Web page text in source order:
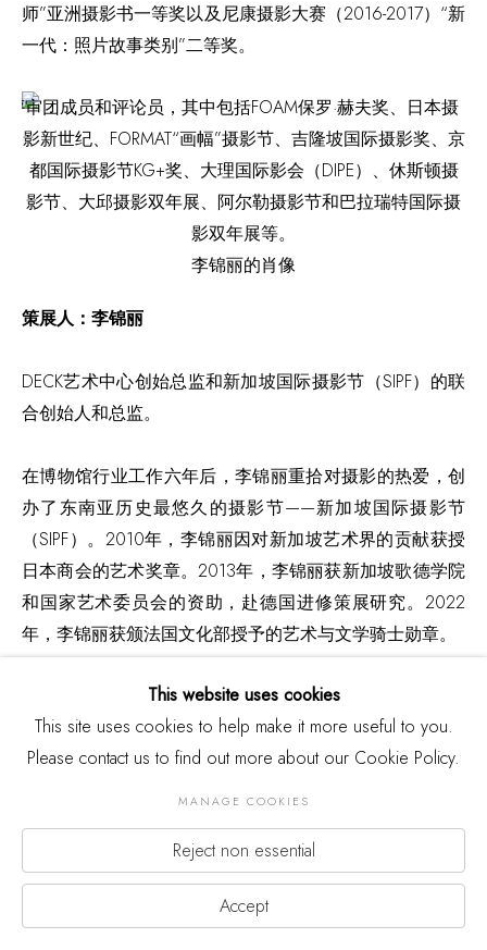
师”亚洲摄影书一等奖以及尼康摄影大赛（2016-2017）“新
一代：照片故事类别”二等奖。
李锦丽的肖像
策展人：李锦丽
DECK艺术中心创始总监和新加坡国际摄影节（SIPF）的联
合创始人和总监。
在博物馆行业工作六年后，李锦丽重拾对摄影的热爱，创
办了东南亚历史最悠久的摄影节——新加坡国际摄影节
（SIPF）。2010年，李锦丽因对新加坡艺术界的贡献获授
日本商会的艺术奖章。2013年，李锦丽获新加坡歌德学院
和国家艺术委员会的资助，赴德国进修策展研究。2022
年，李锦丽获颁法国文化部授予的艺术与文学骑士勋章。
自2013年起，新加坡国家艺术委员会开始资助新加坡国际
摄影节，以进一步发展本国公共摄影教育。2014年，李锦
丽和团队建立了DECK摄影画廊，该中心专注于摄影艺术，
以社区为核心全年推行摄影策展活动和摄影师驻地计划。
DECK因其创新的建筑设计和艺术的场地塑造荣获2015年
新加坡总统设计奖。此外，作为展出新加坡摄影艺术的专
用场地，自2016年起，DECK成为了新加坡国家艺术委员
会（NAC）主要企业资助计划的受益机构。
This website uses cookies
This site uses cookies to help make it more useful to you.
Please contact us to find out more about our Cookie Policy.
MANAGE COOKIES
Reject non essential
Accept